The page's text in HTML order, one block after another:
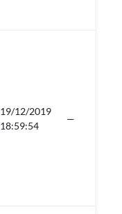
19/12/2019
18:59:54
—